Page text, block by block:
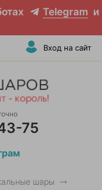
Telegram и
Вход на сайт
75
шары